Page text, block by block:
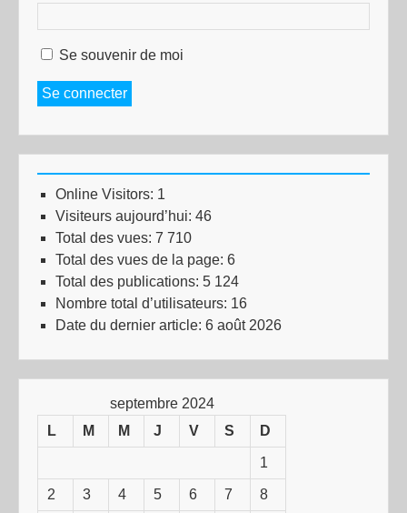
Se souvenir de moi
Se connecter
Online Visitors: 1
Visiteurs aujourd’hui: 46
Total des vues: 7 710
Total des vues de la page: 6
Total des publications: 5 124
Nombre total d’utilisateurs: 16
Date du dernier article: 6 août 2026
septembre 2024
L
M M J V S D
1
2 3 4 5 6 7 8